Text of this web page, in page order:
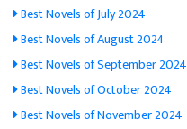
Best Novels of July 2024
Best Novels of August 2024
Best Novels of September 2024
Best Novels of October 2024
Best Novels of November 2024